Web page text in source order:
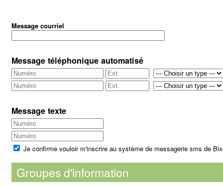
Message courriel
Message téléphonique automatisé
Message texte
Je confirme vouloir m'inscrire au système de messagerie sms de
Groupes d'information